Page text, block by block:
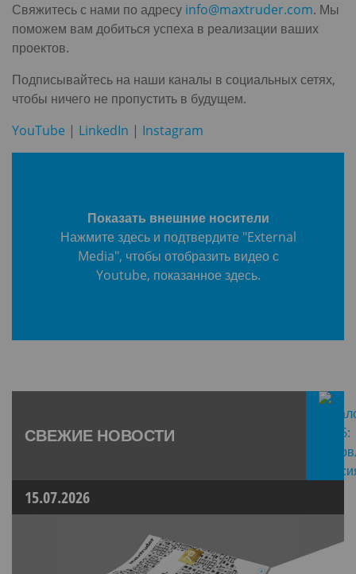
Свяжитесь с нами по адресу info@maxtruder.com. Мы
поможем вам добиться успеха в реализации ваших
проектов.
Подписывайтесь на наши каналы в социальных сетях,
чтобы ничего не пропустить в будущем.
YouTube | LinkedIn | Instagram
Показать внешние носители
Нажмите здесь и подтвердите "External
Media", чтобы отобразить видео с
Youtube, показанное здесь.
СВЕЖИЕ НОВОСТИ
15.07.2026